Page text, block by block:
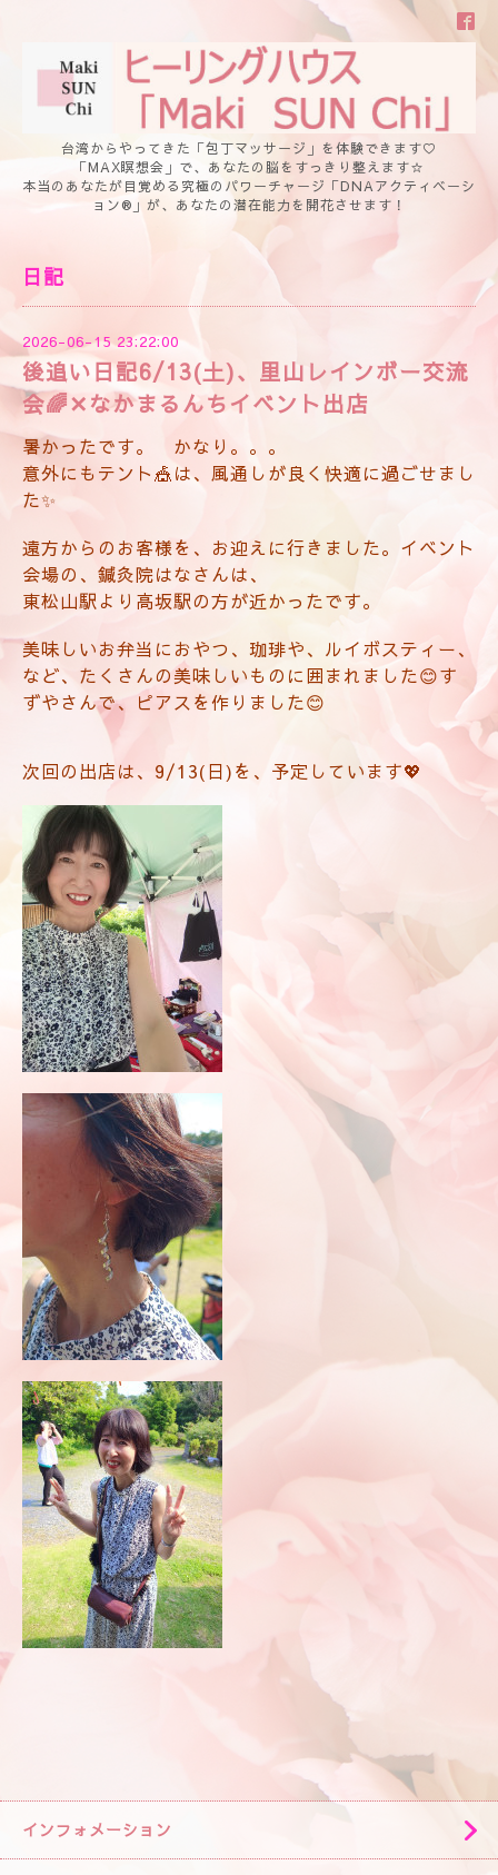
台湾からやってきた「包丁マッサージ」を体験できます♡
「MAX瞑想会」で、あなたの脳をすっきり整えます☆
本当のあなたが目覚める究極のパワーチャージ「DNAアクティベーシ
ョン®」が、あなたの潜在能力を開花させます！
日記
2026-06-15 23:22:00
後追い日記6/13(土)、里山レインボー交流
会🌈✕なかまるんちイベント出店
暑かったです。 かなり。。。
意外にもテント🎪は、風通しが良く快適に過ごせまし
た✨
遠方からのお客様を、お迎えに行きました。イベント
会場の、鍼灸院はなさんは、
東松山駅より高坂駅の方が近かったです。
美味しいお弁当におやつ、珈琲や、ルイボスティー、
など、たくさんの美味しいものに囲まれました😊す
ずやさんで、ピアスを作りました😊
次回の出店は、9/13(日)を、予定しています💖
インフォメーション